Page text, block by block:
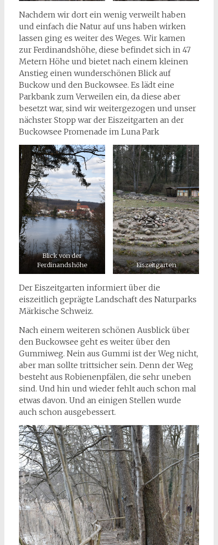
Nachdem wir dort ein wenig verweilt haben
und einfach die Natur auf uns haben wirken
lassen ging es weiter des Weges. Wir kamen
zur Ferdinandshöhe, diese befindet sich in 47
Metern Höhe und bietet nach einem kleinen
Anstieg einen wunderschönen Blick auf
Buckow und den Buckowsee. Es lädt eine
Parkbank zum Verweilen ein, da diese aber
besetzt war, sind wir weitergezogen und unser
nächster Stopp war der Eiszeitgarten an der
Buckowsee Promenade im Luna Park
Blick von der
Ferdinandshöhe
Eiszeitgarten
Der Eiszeitgarten informiert über die
eiszeitlich geprägte Landschaft des Naturparks
Märkische Schweiz.
Nach einem weiteren schönen Ausblick über
den Buckowsee geht es weiter über den
Gummiweg. Nein aus Gummi ist der Weg nicht,
aber man sollte trittsicher sein. Denn der Weg
besteht aus Robienenpfälen, die sehr uneben
sind. Und hin und wieder fehlt auch schon mal
etwas davon. Und an einigen Stellen wurde
auch schon ausgebessert.